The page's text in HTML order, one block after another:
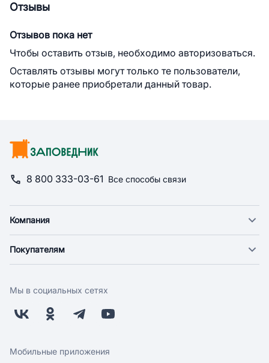
Отзывы
Отзывов пока нет
Чтобы оставить отзыв, необходимо авторизоваться.
Оставлять отзывы могут только те пользователи,
которые ранее приобретали данный товар.
8 800 333-03-61 Все способы связи
Компания
Новости
Поставщикам
Заводчикам
Обратная связь
Покупателям
Оплата
Бонусная программа
Скидки и акции
Мы в социальных сетях
Мобильные приложения